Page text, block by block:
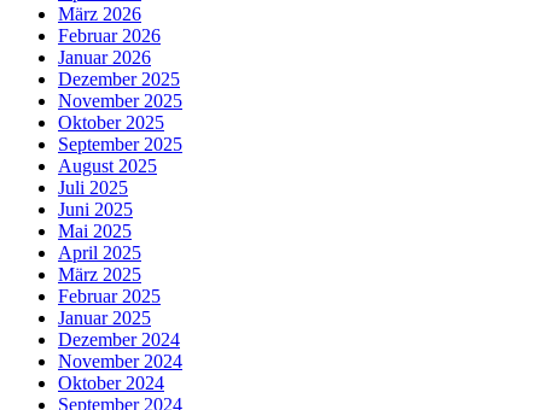
März 2026
Februar 2026
Januar 2026
Dezember 2025
November 2025
Oktober 2025
September 2025
August 2025
Juli 2025
Juni 2025
Mai 2025
April 2025
März 2025
Februar 2025
Januar 2025
Dezember 2024
November 2024
Oktober 2024
September 2024